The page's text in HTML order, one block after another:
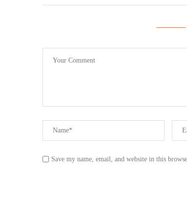
Save my name, email, and website in this